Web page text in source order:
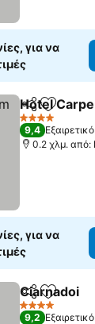
για να
Κοινοποίηση
Hotel
4 Αστέρια
9,4 Εξαιρετικό
0.2 χλμ. από:
για να
Κοινοποίηση
Ciarnadoi
4 Αστέρια
9,2 Εξαιρετικό